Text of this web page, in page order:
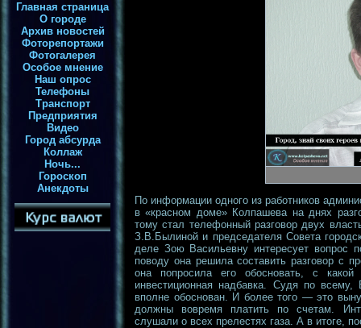
Главная страница
О городе
Архив новостей
Фоторепортажи
Фотогалерея
Особое мнение
Наш опрос
Телефоны
Транспорт
Предприятия
Видео
Город абсурда
Коллаж
Ночь...
Гороскоп
Анекдоты
По информации одного из работников
в «красном доме» Колпашева на днях
тому стал телефонный разговор двух
З.В.Былиной и председателя Совета
деле Зою Васильевну интересует
поводу она решила составить разговор с
она попросила его обосновать, с
инвестиционная надбавка. Судя по
вполне обоснован. И более того — это
должны вовремя платить по счетам.
слушали о всех прелестях газа. А в итоге,